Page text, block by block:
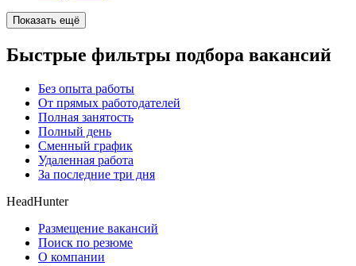
Показать ещё
Быстрые фильтры подбора вакансий
Без опыта работы
От прямых работодателей
Полная занятость
Полный день
Сменный график
Удаленная работа
За последние три дня
HeadHunter
Размещение вакансий
Поиск по резюме
О компании